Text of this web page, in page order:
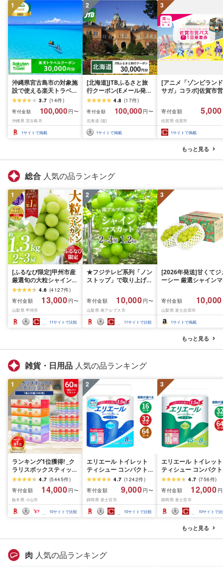
1
沖縄県宮古島市の対象施
設で使える楽天トラベル
クーポン 寄付額100,000
3.7 (14件)
寄付金額 100,000 円〜
沖縄県 宮古島市
1サイトで掲載
2
[北海道]JTBふるさと旅
行クーポン(Eメール発
行)30,000円分 旅行 トラ
ベル 宿泊 人気 おすすめ
JTBW030T
4.8 (17件)
寄付金額 100,000 円〜
北海道 (道)
1サイトで掲載
3
[アニメ「ゾンビランド
サガ」コラボ]佐賀市営
寄付金額 5,000
佐賀県 佐賀市
1サイトで掲載
もっと見る
総合 人気の品ランキング
1
[ふるなび限定]甲州市産
厳選旬の大粒シャインマ
スカット 約1.3kg 2〜3
房[2026年発送]
(MG)B12-472 FN-
Limited-VO シャインマ
スカット フルーツ
4.6 (4127件)
寄付金額
13,000 円〜
山梨県 甲州市
11サイトで比較
2
★フジテレビ系列「ノン
ストップ」で取り上げら
先行予約]南アルプス市
産シャインマスカット
1.2kg以上(2〜3房)ふる
さと納税 おすすめ 山梨
県 南アルプス市 送料無
寄付金額 10,000 円〜
山梨県 南アルプス市
11サイトで比較
3
[2026年発送]甘くてジ
ーシー 厳選シャインマ
月前半(1〜15日)から
月下旬までの発送) フ
ーツ ぶどう 果物 山梨
産 2026 旬 大粒 高級
寄付金額 10,000
山梨県 富士吉田市
1サイトで掲載
もっと見る
雑貨・日用品 人気の品ランキング
1
ランキング1位獲得! _ク
ラリスボックスティッシ
ュ60箱(1箱220組(440
枚))(5個入り×12セット)_
ティッシュ ティッシュ
ペーパー 日用品 常備品
生活用品 まとめ買い [配
送不可地域:離島・沖縄
4.7 (5445件)
寄付金額
14,000 円〜
栃木県 小山市
10サイトで比較
2
エリエール トイレット
ティシュー コンパクト
シングル [個数が選べ
る:16・32・64 ロール]
1.5倍巻 82.5m トイレッ
トペーパー シングル パ
ルプ100% 香りつき 日用
品 消耗品 備蓄 ふるさと
4.7 (1242件)
寄付金額
9,000 円〜
静岡県 富士宮市
10サイトで比較
3
エリエール トイレット
ティシュー コンパクト
ダブル [選べるロール
数:32・64 ロール] 1.5
巻 45m トイレットペ
パー ダブル パルプ
香りつき 日用品 消耗
備蓄 ふるさと納税 ふ
さと 送料無料 静岡県
4.7 (756件)
寄付金額
12,000
静岡県 富士宮市
10サイトで
もっと見る
肉 人気の品ランキング